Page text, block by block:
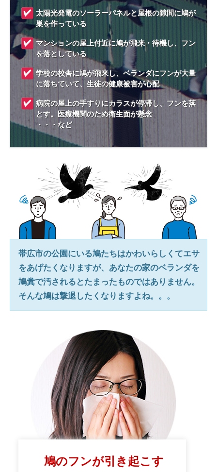
太陽光発電のソーラーパネルと屋根の隙間に鳩が
巣を作っている
マンションの屋上付近に鳩が飛来・待機し、フン
を落としている
学校の校舎に鳩が飛来し、ベランダにフンが大量
に落ちていて、生徒の健康被害が心配
病院の屋上の手すりにカラスが停滞し、フンを落
とす。医療機関のため衛生面が懸念
・・・など
帯広市の公園にいる鳩たちはかわいらしくてエサ
をあげたくなりますが、あなたの家のベランダを
鳩糞で汚されるとたまったものではありません。
そんな鳩は撃退したくなりますよね。。。
鳩のフンが引き起こす